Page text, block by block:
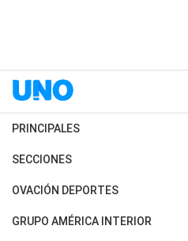
PRINCIPALES
Últimas Noticias
Política
SECCIONES
Horóscopo
Motores
OVACIÓN DEPORTES
Fútbol
GRUPO AMÉRICA INTERIOR